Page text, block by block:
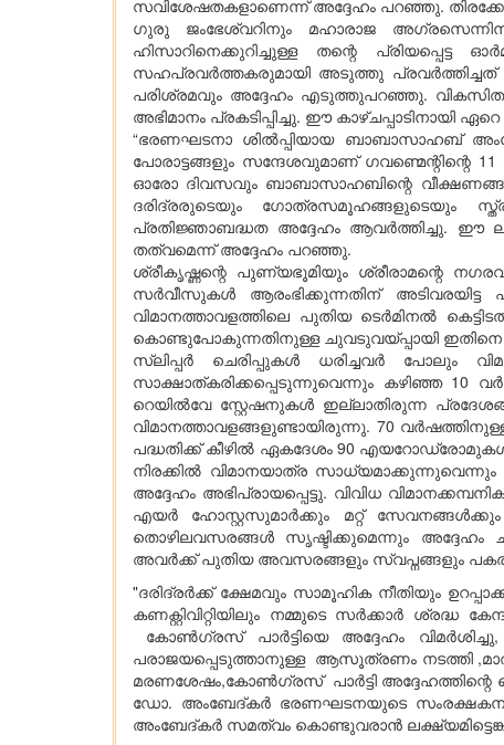
സവിശേഷതകളാണെന്ന് അദ്ദേഹം പറഞ്ഞു.
ഗുരു ജംഭേശ്വറിനും മഹാരാജ
ഹിസാറിനെക്കുറിച്ചുള്ള തന്റെ പ്രിയപ്പെട്ട
സഹപ്രവർത്തകരുമായി അടുത്തു പ്രവർത്തിച്ചത്
പരിശ്രമവും അദ്ദേഹം എടുത്തുപറഞ്ഞു.
അഭിമാനം പ്രകടിപ്പിച്ചു. ഈ കാഴ്ചപ്പാടിനായി
“ഭരണഘടനാ ശിൽപ്പിയായ ബാബാസാഹബ്
പോരാട്ടങ്ങളും സന്ദേശവുമാണ്
ഓരോ ദിവസവും ബാബാസാഹബിന്റെ
ദരിദ്രരുടെയും ഗോത്രസമൂഹങ്ങളുടെയും
പ്രതിജ്ഞാബദ്ധത അദ്ദേഹം ആവർത്തിച്ചു. ഈ
തത്വമെന്ന് അദ്ദേഹം പറഞ്ഞു.
ശ്രീകൃഷ്ണന്റെ പുണ്യഭൂമിയും ശ്രീരാമന്റെ
സർവീസുകൾ ആരംഭിക്കുന്നതിന് അടിവരയിട്ട
വിമാനത്താവളത്തിലെ പുതിയ ടെർമിനൽ
കൊണ്ടുപോകുന്നതിനുള്ള ചുവടുവയ്പ്പായി
സ്ലിപ്പർ ചെരിപ്പുകൾ ധരിച്ചവർ പോലും
സാക്ഷാത്കരിക്കപ്പെടുന്നുവെന്നും കഴിഞ്ഞ 10
റെയിൽവേ സ്റ്റേഷനുകൾ ഇല്ലാതിരുന്ന
വിമാനത്താവളങ്ങളുണ്ടായിരുന്നു. 70
പദ്ധതിക്ക് കീഴിൽ ഏകദേശം 90 എയറോഡ്രോമുകൾ
നിരക്കിൽ വിമാനയാത്ര
അദ്ദേഹം അഭിപ്രായപ്പെട്ടു. വിവിധ
എയർ ഹോസ്റ്റസുമാർക്കും മറ്റ്
തൊഴിലവസരങ്ങൾ സൃഷ്ടിക്കുമെന്നും അദ്ദേഹം
അവർക്ക് പുതിയ അവസരങ്ങളും സ്വപ്നങ്ങളും
"ദരിദ്രർക്ക് ക്ഷേമവും സാമൂഹിക നീതിയും
കണക്റ്റിവിറ്റിയിലും നമ്മുടെ സർക്കാർ ശ്രദ്ധ
കോൺഗ്രസ് പാർട്ടിയെ അദ്ദേഹം
പരാജയപ്പെടുത്താനുള്ള ആസൂത്രണം നടത്തി
മരണശേഷം,കോൺഗ്രസ് പാർട്ടി അദ്ദേഹത്തിന്റെ
ഡോ. അംബേദ്കർ ഭരണഘടനയുടെ
അംബേദ്കർ സമത്വം കൊണ്ടുവരാൻ